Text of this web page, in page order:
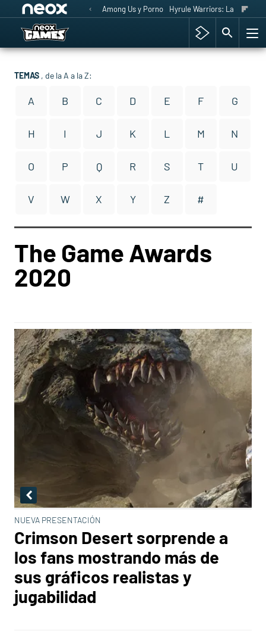
Among Us y Porno Hyrule Warriors: La Era del
TEMAS , de la A a la Z:
A B C D E F G
H I J K L M N
O P Q R S T U
V W X Y Z #
The Game Awards
2020
NUEVA PRESENTACIÓN
Crimson Desert sorprende a
los fans mostrando más de
sus gráficos realistas y
jugabilidad